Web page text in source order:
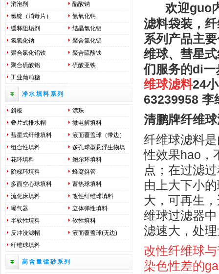
欢迎guo
滤料袋装，
系列产品主
维球、彗星
们服务的di一
维球滤料24
63239958 李
清鹏牌纤维
纤维球滤料
性效果hao，
点；在过滤
由上大下小
大，可再生
维球过滤器
滤速大，处
改性纤维球
染色性差的
消泡剂
醋酸钠
氯锭（消毒片）
氢氧化钙
缓释阻垢剂
结晶氯化铝
氢氧化钠
聚合氯化铝
聚合氯化铝铁
聚合硫酸铁
聚合硫酸铝
硫酸亚铁
工业葡萄糖
净水填料系列
斜板
漂珠
叠片式排水帽
微电解填料
彗星式纤维填料
液面覆盖球（带边）
组合性填料
多孔球型悬浮生物填
料
花环填料
鲍尔环填料
阶梯环填料
蜂窝斜管
多面空心球填料
蓄热球填料
流化床填料
改性纤维球填料
曝气器
立体弹性填料
半软性填料
软性填料
反冲洗滤帽
液面覆盖球(无边)
纤维球填料
高含量锰砂系列